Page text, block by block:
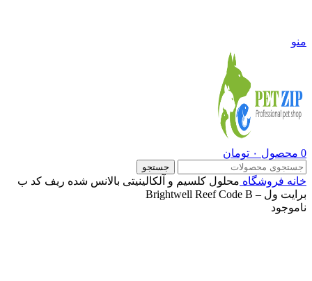
منو
0 محصول ۰ تومان
جستجو
خانه فروشگاه محلول کلسیم و آلکالینیتی بالانس شده ریف کد ب
برایت ول – Brightwell Reef Code B
ناموجود